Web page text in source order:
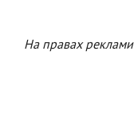
На правах реклами